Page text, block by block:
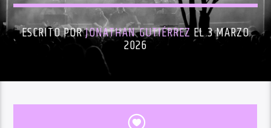
ESCRITO PORJONATHAN GUTIÉRREZ EL 3 MARZO
2026